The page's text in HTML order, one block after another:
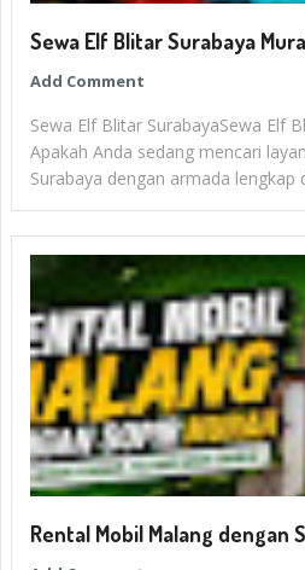
Sewa Elf Blitar Surabaya
Add Comment
Sewa Elf Blitar SurabayaSewa Elf
Apakah Anda sedang mencari
Surabaya dengan armada lengkap
Rental Mobil Malang dengan